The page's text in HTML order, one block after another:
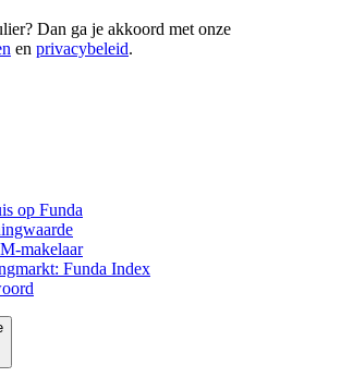
Dan ga je akkoord met onze
en privacybeleid.
op Funda
makelaar
Funda Index